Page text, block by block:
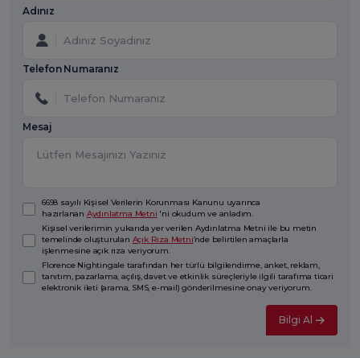
Adınız
Telefon Numaranız
Mesaj
6698 sayılı Kişisel Verilerin Korunması Kanunu uyarınca
hazırlanan Aydınlatma Metni 'ni okudum ve anladım.
Kişisel verilerimin yukarıda yer verilen Aydınlatma Metni ile bu metin
temelinde oluşturulan Açık Rıza Metni’nde belirtilen amaçlarla
işlenmesine açık rıza veriyorum.
Florence Nightingale tarafından her türlü bilgilendirme, anket, reklam,
tanıtım, pazarlama, açılış, davet ve etkinlik süreçleriyle ilgili tarafıma ticari
elektronik ileti (arama, SMS, e-mail) gönderilmesine onay veriyorum.
Bilgi Al